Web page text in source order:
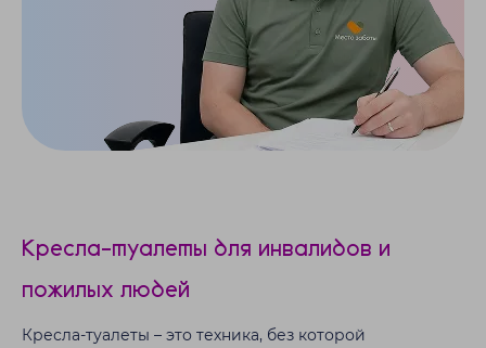
Кресла-туалеты для инвалидов и
пожилых людей
Кресла-туалеты – это техника, без которой